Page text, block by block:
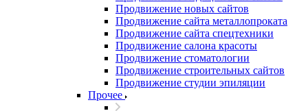
Продвижение новых сайтов
Продвижение сайта металлопроката
Продвижение сайта спецтехники
Продвижение салона красоты
Продвижение стоматологии
Продвижение строительных сайтов
Продвижение студии эпиляции
Прочее